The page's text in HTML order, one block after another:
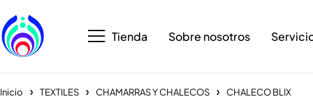
Tienda Sobre nosotros
Inicio TEXTILES CHAMARRAS Y CHALECOS CHALECO BLIX